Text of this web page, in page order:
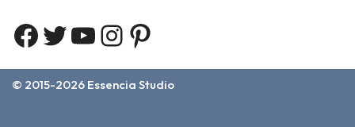
© 2015-2026 Essencia Studio